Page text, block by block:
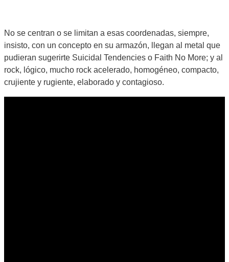
No se centran o se limitan a esas coordenadas, siempre,
insisto, con un concepto en su armazón, llegan al metal que
pudieran sugerirte Suicidal Tendencies o Faith No More; y al
rock, lógico, mucho rock acelerado, homogéneo, compacto,
crujiente y rugiente, elaborado y contagioso.